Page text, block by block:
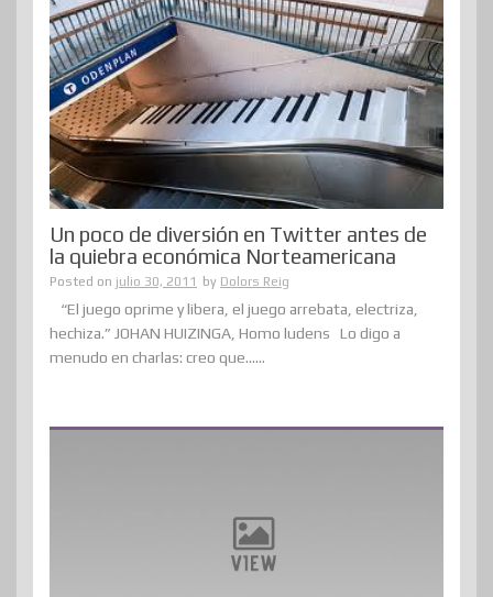
Un poco de diversión en Twitter antes de
la quiebra económica Norteamericana
Posted on julio 30, 2011 by Dolors Reig
“El juego oprime y libera, el juego arrebata, electriza,
hechiza.” JOHAN HUIZINGA, Homo ludens Lo digo a
menudo en charlas: creo que......